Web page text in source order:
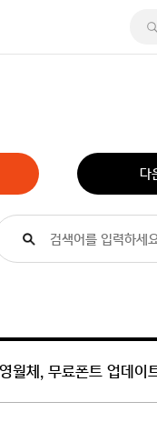
다
월체, 무료폰트 업데